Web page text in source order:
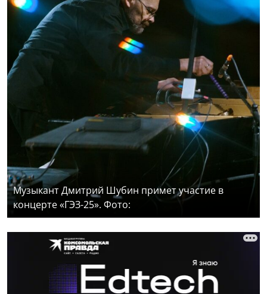
Музыкант Дмитрий Шубин примет участие в
концерте «ГЭЗ-25». Фото: